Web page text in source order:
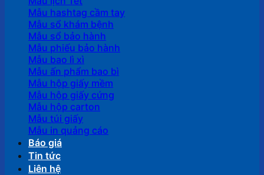
Mẫu hashtag cầm tay
Mẫu sổ khám bệnh
Mẫu sổ bảo hành
Mẫu phiếu bảo hành
Mẫu bao lì xì
Mẫu ấn phẩm bao bì
Mẫu hộp giấy mềm
Mẫu hộp giấy cứng
Mẫu hộp carton
Mẫu túi giấy
Mẫu in quảng cáo
Báo giá
Tin tức
Liên hệ